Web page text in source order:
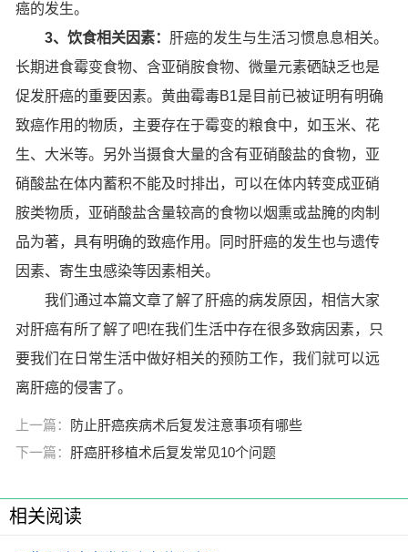
癌的发生。
3、饮食相关因素： 肝癌的发生与生活习惯息息相关。
长期进食霉变食物、含亚硝胺食物、微量元素硒缺乏也是
促发肝癌的重要因素。黄曲霉毒B1是目前已被证明有明确
致癌作用的物质，主要存在于霉变的粮食中，如玉米、花
生、大米等。另外当摄食大量的含有亚硝酸盐的食物，亚
硝酸盐在体内蓄积不能及时排出，可以在体内转变成亚硝
胺类物质，亚硝酸盐含量较高的食物以烟熏或盐腌的肉制
品为著，具有明确的致癌作用。同时肝癌的发生也与遗传
因素、寄生虫感染等因素相关。
我们通过本篇文章了解了肝癌的病发原因，相信大家
对肝癌有所了解了吧!在我们生活中存在很多致病因素，只
要我们在日常生活中做好相关的预防工作，我们就可以远
离肝癌的侵害了。
上一篇：
防止肝癌疾病术后复发注意事项有哪些
下一篇： 肝癌肝移植术后复发常见10个问题
相关阅读